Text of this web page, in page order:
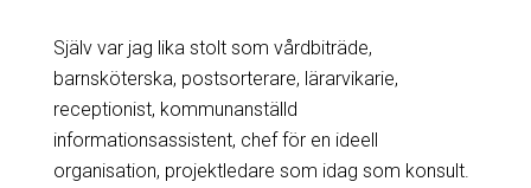
Själv var jag lika stolt som vårdbiträde,
barnsköterska, postsorterare, lärarvikarie,
receptionist, kommunanställd
informationsassistent, chef för en ideell
organisation, projektledare som idag som konsult.